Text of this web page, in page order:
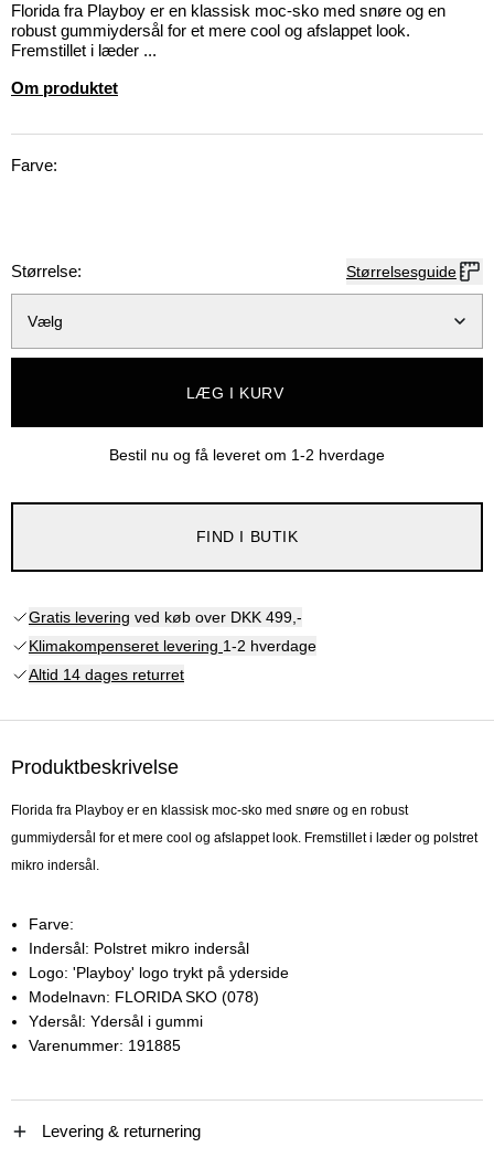
Florida fra Playboy er en klassisk moc-sko med snøre og en
robust gummiydersål for et mere cool og afslappet look.
Fremstillet i læder ...
Om produktet
Farve:
Størrelse: Størrelsesguide
Vælg
LÆG I KURV
Bestil nu og få leveret om 1-2 hverdage
FIND I BUTIK
Gratis levering ved køb over DKK 499,-
Klimakompenseret levering 1-2 hverdage
Altid 14 dages returret
Produktbeskrivelse
Florida fra Playboy er en klassisk moc-sko med snøre og en robust
gummiydersål for et mere cool og afslappet look. Fremstillet i læder og polstret
mikro indersål.
Farve:
Indersål: Polstret mikro indersål
Logo: 'Playboy' logo trykt på yderside
Modelnavn: FLORIDA SKO (078)
Ydersål: Ydersål i gummi
Varenummer: 191885
Levering & returnering